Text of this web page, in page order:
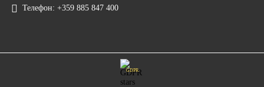
Телефон: +359 885 847 400
GDPR